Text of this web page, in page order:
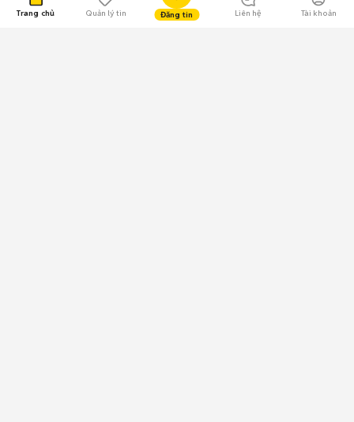
Trang chủ Quản lý tin Đăng tin Liên hệ Tài khoản